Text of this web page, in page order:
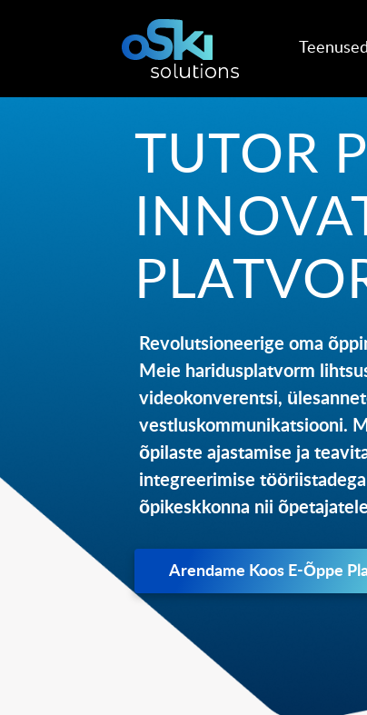
Teenused
TUTOR
Revolutsioneerige oma
Meie haridusplatvorm
videokonverentsi,
vestluskommunikatsiooni.
õpilaste ajastamise ja
integreerimise
õpikeskkonna nii
Arendame Koos E-Õppe